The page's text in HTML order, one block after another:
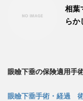
相葉
らか
眼瞼下垂の保険適用手
眼瞼下垂手術・経過